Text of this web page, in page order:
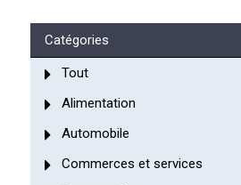
Catégories
Tout
Alimentation
Automobile
Commerces et services